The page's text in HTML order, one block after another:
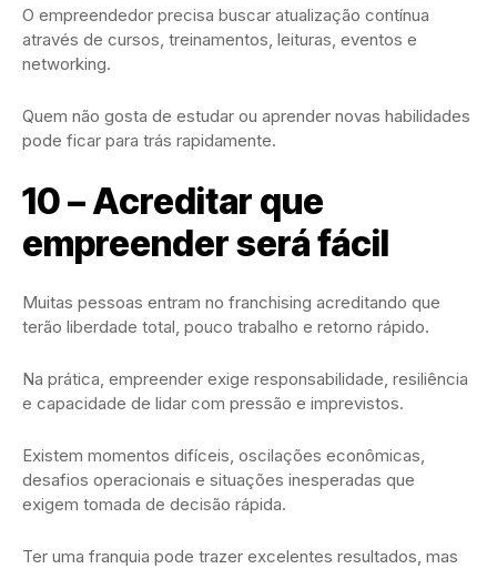
O empreendedor precisa buscar atualização contínua
através de cursos, treinamentos, leituras, eventos e
networking.
Quem não gosta de estudar ou aprender novas habilidades
pode ficar para trás rapidamente.
10 – Acreditar que
empreender será fácil
Muitas pessoas entram no franchising acreditando que
terão liberdade total, pouco trabalho e retorno rápido.
Na prática, empreender exige responsabilidade, resiliência
e capacidade de lidar com pressão e imprevistos.
Existem momentos difíceis, oscilações econômicas,
desafios operacionais e situações inesperadas que
exigem tomada de decisão rápida.
Ter uma franquia pode trazer excelentes resultados, mas